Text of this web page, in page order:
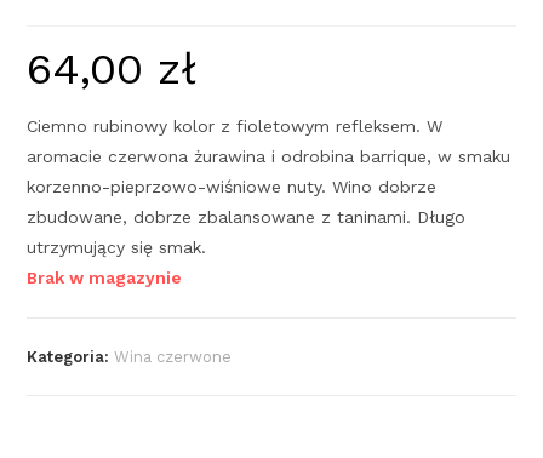
64,00 zł
Ciemno rubinowy kolor z fioletowym refleksem. W
aromacie czerwona żurawina i odrobina barrique, w smaku
korzenno-pieprzowo-wiśniowe nuty. Wino dobrze
zbudowane, dobrze zbalansowane z taninami. Długo
utrzymujący się smak.
Brak w magazynie
Kategoria:Wina czerwone